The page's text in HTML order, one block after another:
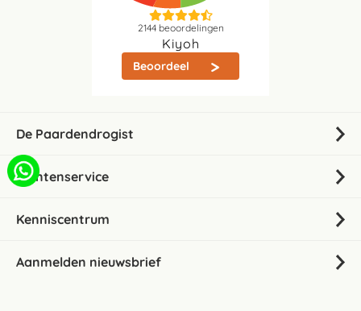
2144beoordelingen
Kiyoh
Beoordeel
De Paardendrogist
Klantenservice
Kenniscentrum
Aanmelden nieuwsbrief